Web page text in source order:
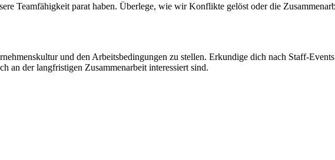
Teamfähigkeit parat haben. Überlege, wie wir Konflikte gelöst oder die
und den Arbeitsbedingungen zu stellen. Erkundige dich nach Staff-
an der langfristigen Zusammenarbeit interessiert sind.